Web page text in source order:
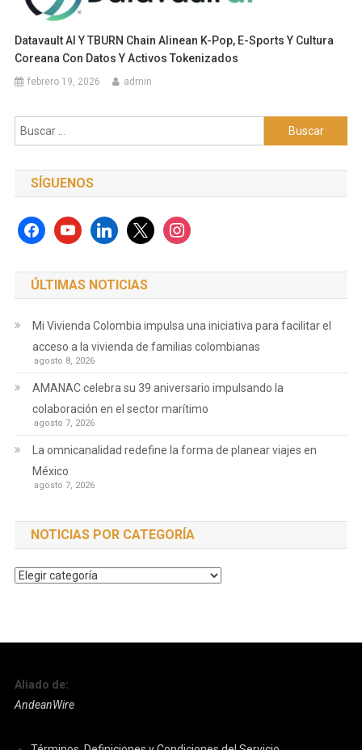
Datavault AI Y TBURN Chain Alinean K-Pop, E-Sports Y Cultura
Coreana Con Datos Y Activos Tokenizados
febrero 19, 2026 admin
Buscar:
SÍGUENOS
facebookyoutubelinkedinx instagram
ÚLTIMAS NOTICIAS
Mi Vivienda Colombia impulsa una iniciativa para facilitar el
acceso a la vivienda de familias colombianas
agosto 8, 2026
AMANAC celebra su 39 aniversario impulsando la
colaboración en el sector marítimo
agosto 7, 2026
La omnicanalidad redefine la forma de planear viajes en
México
agosto 7, 2026
NOTICIAS POR CATEGORÍA
Noticias
Aliado de:
AndeanWire